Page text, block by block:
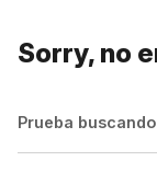
Sorry, no
Prueba buscando